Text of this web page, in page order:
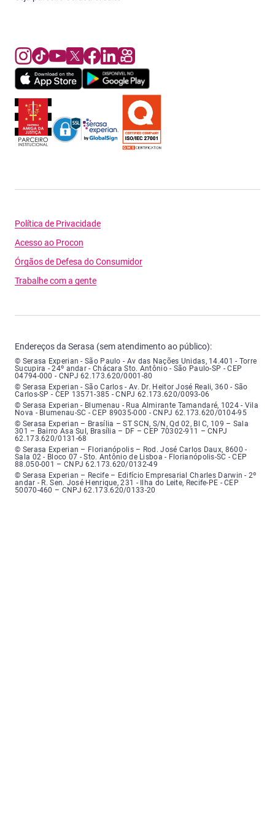
Política de Privacidade
Acesso ao Procon
Órgãos de Defesa do Consumidor
Trabalhe com a gente
Endereços da Serasa (sem atendimento ao público):
Serasa Experian - São Paulo - Endereço: Avenida das Nações Unidas,
© Serasa Experian - São Paulo - Av das Nações Unidas, 14.401 - Torre
Sucupira - 24º andar - Chácara Sto. Antônio - São Paulo-SP - CEP
04794-000 - CNPJ 62.173.620/0001-80
Serasa Experian - São Carlos - Endereço: Avenida Doutor Heitor José
© Serasa Experian - São Carlos - Av. Dr. Heitor José Reali, 360 - São
Carlos-SP - CEP 13571-385 - CNPJ 62.173.620/0093-06
Serasa Experian - Blumenau - Endereço: Rua Almirante Tamandaré,
© Serasa Experian - Blumenau - Rua Almirante Tamandaré, 1024 - Vila
Nova - Blumenau-SC - CEP 89035-000 - CNPJ 62.173.620/0104-95
Serasa Experian - Brasília, Endereço: Setor Comercial Norte, sem
© Serasa Experian – Brasília – ST SCN, S/N, Qd 02, Bl C, 109 – Sala
301 – Bairro Asa Sul, Brasília – DF – CEP 70302-911 – CNPJ
62.173.620/0131-68
Serasa Experian - Florianópolis, Endereço: Rodovia José Carlos, número
© Serasa Experian – Florianópolis – Rod. José Carlos Daux, 8600 -
Sala 02 - Bloco 07 - Sto. Antônio de Lisboa - Florianópolis-SC - CEP
88.050-001 – CNPJ 62.173.620/0132-49
Serasa Experian - Recife, Endereço: Edifício Empresarial Charles Darwin,
© Serasa Experian – Recife – Edifício Empresarial Charles Darwin - 2º
andar - R. Sen. José Henrique, 231 - Ilha do Leite, Recife-PE - CEP
50070-460 – CNPJ 62.173.620/0133-20